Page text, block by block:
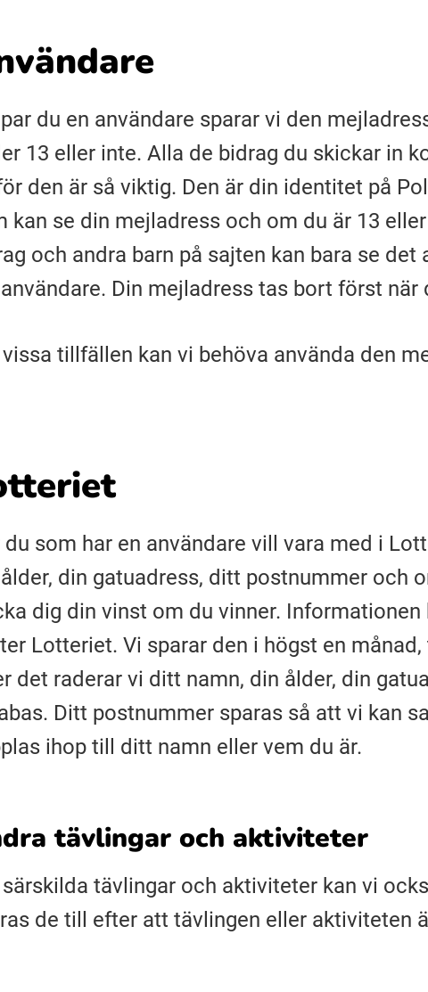
du en användare sparar vi den
13 eller inte. Alla de bidrag du skickar in
den är så viktig. Den är din identitet på
kan se din mejladress och om du är 13
och andra barn på sajten kan bara se
Din mejladress tas bort först
tillfällen kan vi behöva använda den
du som har en användare vill vara med i
din gatuadress, ditt postnummer och
dig din vinst om du vinner.
Lotteriet. Vi sparar den i högst en
det raderar vi ditt namn, din ålder, din
Ditt postnummer sparas så att vi kan
ihop till ditt namn eller vem du är.
tävlingar och aktiviteter
tävlingar och aktiviteter kan vi
de till efter att tävlingen eller aktiviteten